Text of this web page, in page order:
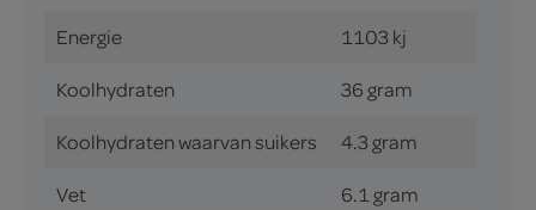
Energie 1103 kj
Koolhydraten 36 gram
Koolhydraten waarvan suikers 4.3 gram
Vet 6.1 gram